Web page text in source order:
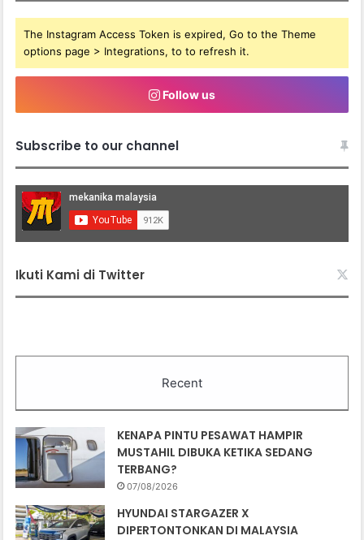
The Instagram Access Token is expired, Go to the Theme
options page > Integrations, to to refresh it.
Follow us
Subscribe to our channel
Ikuti Kami di Twitter
Recent
KENAPA PINTU PESAWAT HAMPIR
MUSTAHIL DIBUKA KETIKA SEDANG
TERBANG?
07/08/2026
HYUNDAI STARGAZER X
DIPERTONTONKAN DI MALAYSIA